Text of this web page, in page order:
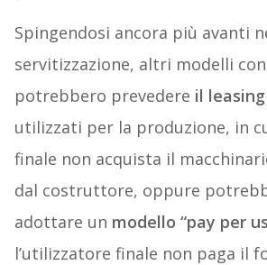
Spingendosi ancora più avanti
servitizzazione, altri modelli
potrebbero prevedere il leasing
utilizzati per la produzione, in
finale non acquista il
dal costruttore, oppure
adottare un modello “pay per
l’utilizzatore finale non paga il